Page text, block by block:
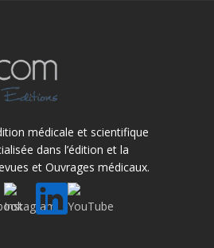
médicale et scientifique
dans l’édition et la
et Ouvrages médicaux.